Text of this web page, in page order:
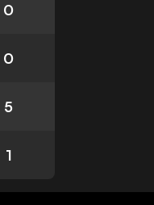
0
0
5
1